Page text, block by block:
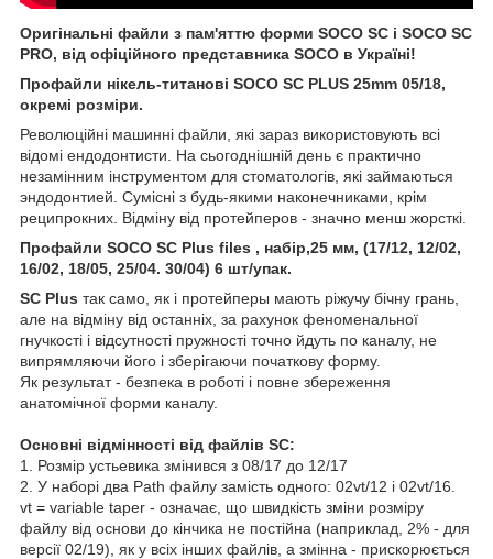
Оригінальні файли з пам'яттю форми SOCO SC і SOCO SC
PRO, від офіційного представника SOCO в Україні!
Профайли нікель-титанові SOCO SC PLUS 25mm 05/18,
окремі розміри.
Революційні машинні файли, які зараз використовують всі
відомі ендодонтисти. На сьогоднішній день є практично
незамінним інструментом для стоматологів, які займаються
эндодонтией. Сумісні з будь-якими наконечниками, крім
реципрокних. Відміну від протейперов - значно менш жорсткі.
Профайли SOCO SC Plus files , набір,25 мм, (17/12, 12/02,
16/02, 18/05, 25/04. 30/04) 6 шт/упак.
SC Plus так само, як і протейперы мають ріжучу бічну грань,
але на відміну від останніх, за рахунок феноменальної
гнучкості і відсутності пружності точно йдуть по каналу, не
випрямляючи його і зберігаючи початкову форму.
Як результат - безпека в роботі і повне збереження
анатомічної форми каналу.
Основні відмінності від файлів SC:
1. Розмір устьевика змінився з 08/17 до 12/17
2. У наборі два Path файлу замість одного: 02vt/12 і 02vt/16.
vt = variable taper - означає, що швидкість зміни розміру
файлу від основи до кінчика не постійна (наприклад, 2% - для
версії 02/19), як у всіх інших файлів, а змінна - прискорюється